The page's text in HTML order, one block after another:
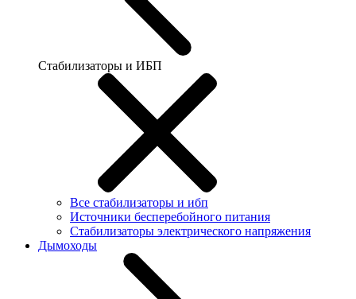
Стабилизаторы и ИБП
Все стабилизаторы и ибп
Источники бесперебойного питания
Стабилизаторы электрического напряжения
Дымоходы